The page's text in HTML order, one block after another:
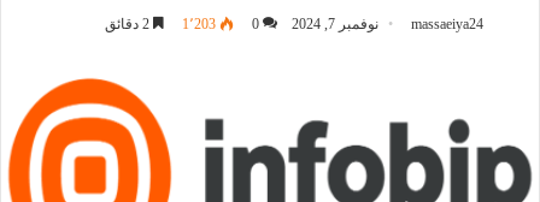
massaeiya24 نوفمبر 7, 2024 0 1٬203